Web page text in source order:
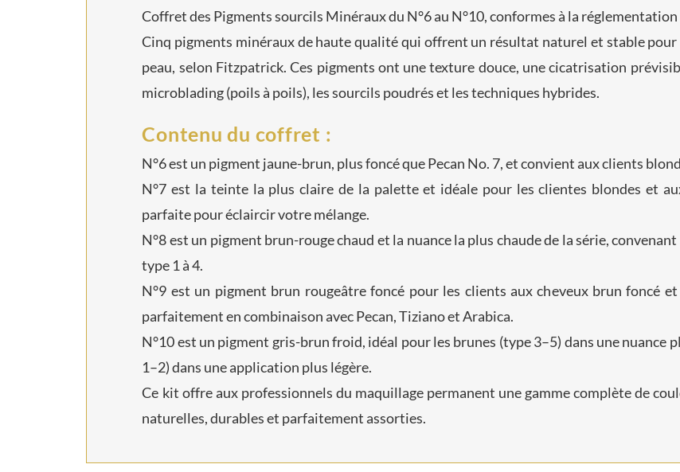
Coffret des Pigments sourcils Minéraux du N°6 au N°10, conformes à la
Cinq pigments minéraux de haute qualité qui offrent un résultat naturel et stable
peau, selon Fitzpatrick. Ces pigments ont une texture douce, une cicatrisation
microblading (poils à poils), les sourcils poudrés et les techniques hybrides.
Contenu du coffret :
N°6 est un pigment jaune-brun, plus foncé que Pecan No. 7, et convient aux clients
N°7 est la teinte la plus claire de la palette et idéale pour les clientes blondes et
parfaite pour éclaircir votre mélange.
N°8 est un pigment brun-rouge chaud et la nuance la plus chaude de la série,
type 1 à 4.
N°9 est un pigment brun rougeâtre foncé pour les clients aux cheveux brun foncé
parfaitement en combinaison avec Pecan, Tiziano et Arabica.
N°10 est un pigment gris-brun froid, idéal pour les brunes (type 3–5) dans une nuance
1–2) dans une application plus légère.
Ce kit offre aux professionnels du maquillage permanent une gamme complète de
naturelles, durables et parfaitement assorties.